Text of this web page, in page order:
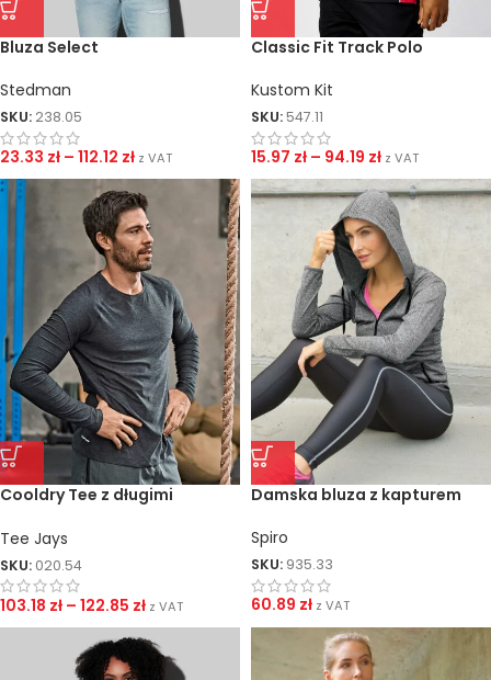
Bluza Select
Stedman
SKU: 238.05
23.33 zł – 112.12 zł z VAT
Classic Fit Track Polo
Kustom Kit
SKU:547.11
15.97 zł – 94.19 zł z VAT
Cooldry Tee z długimi
Tee Jays
SKU: 020.54
103.18 zł – 122.85 zł z VAT
Damska bluza z kapturem
Spiro
SKU: 935.33
60.89 zł z VAT